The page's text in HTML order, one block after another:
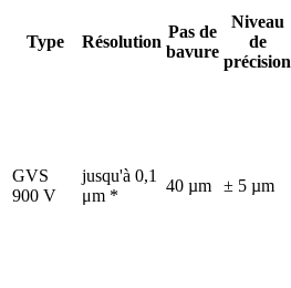
Type Résolution
Pas de
bavure
Niveau
de
précision
GVS
900 V
jusqu'à 0,1
μm *
40 µm ± 5 µm